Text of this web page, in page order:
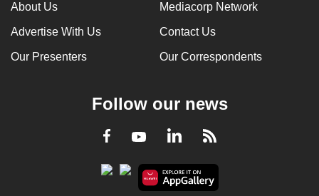
About Us Mediacorp Network
Advertise With Us Contact Us
Our Presenters Our Correspondents
Follow our news
Facebook
YoutubeLinkedInRSS